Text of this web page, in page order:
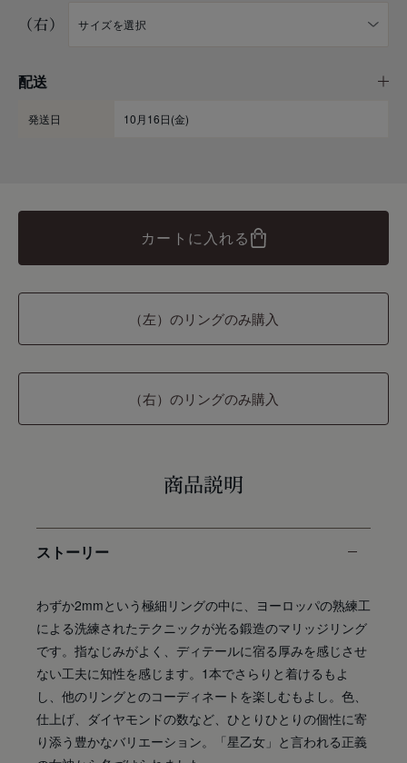
（右）
配送
発送日 10月16日(金)
カートに入れる
（左）のリングのみ購入
（右）のリングのみ購入
商品説明
ストーリー
わずか2mmという極細リングの中に、ヨーロッパの熟練工
による洗練されたテクニックが光る鍛造のマリッジリング
です。指なじみがよく、ディテールに宿る厚みを感じさせ
ない工夫に知性を感じます。1本でさらりと着けるもよ
し、他のリングとのコーディネートを楽しむもよし。色、
仕上げ、ダイヤモンドの数など、ひとりひとりの個性に寄
り添う豊かなバリエーション。「星乙女」と言われる正義